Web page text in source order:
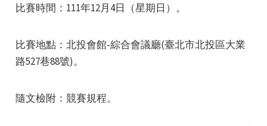
比賽時間：111年12月4日（星期日）。
比賽地點：北投會館-綜合會議廳(臺北市北投區大業
路527巷88號)。
隨文檢附：競賽規程。